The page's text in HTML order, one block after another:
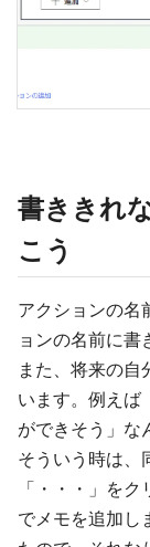
書ききれ
こう
アクションの名
ョンの名前に書
また、将来の自
います。例えば
ができそう」な
そういう時は、
「・・・」を
でメモを追加し